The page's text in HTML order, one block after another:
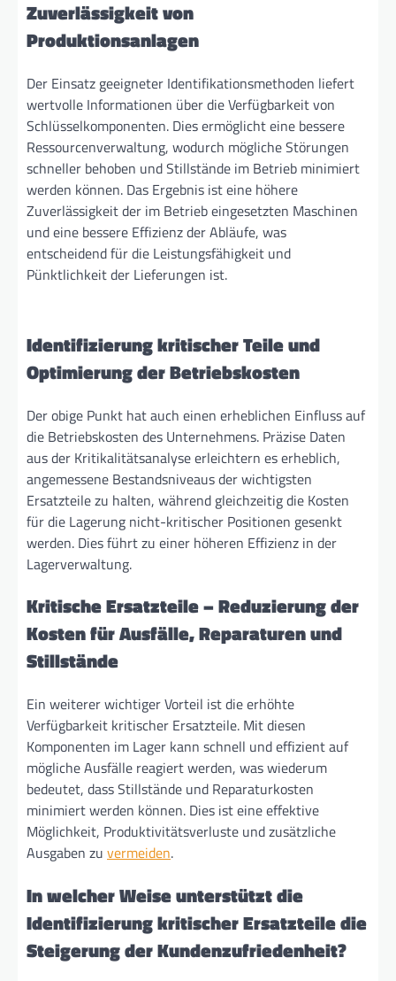
Zuverlässigkeit von
Produktionsanlagen
Der Einsatz geeigneter Identifikationsmethoden liefert
wertvolle Informationen über die Verfügbarkeit von
Schlüsselkomponenten. Dies ermöglicht eine bessere
Ressourcenverwaltung, wodurch mögliche Störungen
schneller behoben und Stillstände im Betrieb minimiert
werden können. Das Ergebnis ist eine höhere
Zuverlässigkeit der im Betrieb eingesetzten Maschinen
und eine bessere Effizienz der Abläufe, was
entscheidend für die Leistungsfähigkeit und
Pünktlichkeit der Lieferungen ist.
Identifizierung kritischer Teile und
Optimierung der Betriebskosten
Der obige Punkt hat auch einen erheblichen Einfluss auf
die Betriebskosten des Unternehmens. Präzise Daten
aus der Kritikalitätsanalyse erleichtern es erheblich,
angemessene Bestandsniveaus der wichtigsten
Ersatzteile zu halten, während gleichzeitig die Kosten
für die Lagerung nicht-kritischer Positionen gesenkt
werden. Dies führt zu einer höheren Effizienz in der
Lagerverwaltung.
Kritische Ersatzteile – Reduzierung der
Kosten für Ausfälle, Reparaturen und
Stillstände
Ein weiterer wichtiger Vorteil ist die erhöhte
Verfügbarkeit kritischer Ersatzteile. Mit diesen
Komponenten im Lager kann schnell und effizient auf
mögliche Ausfälle reagiert werden, was wiederum
bedeutet, dass Stillstände und Reparaturkosten
minimiert werden können. Dies ist eine effektive
Möglichkeit, Produktivitätsverluste und zusätzliche
Ausgaben zu vermeiden.
In welcher Weise unterstützt die
Identifizierung kritischer Ersatzteile die
Steigerung der Kundenzufriedenheit?